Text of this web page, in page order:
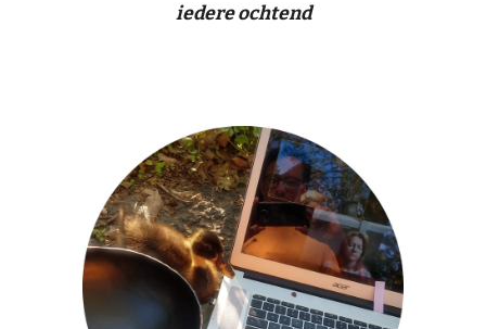
iedere ochtend